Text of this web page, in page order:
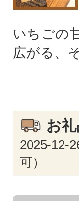
いちごの
広がる、
お
2025-12-
可）